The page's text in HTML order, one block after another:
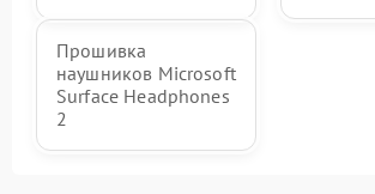
Прошивка
наушников Microsoft
Surface Headphones
2